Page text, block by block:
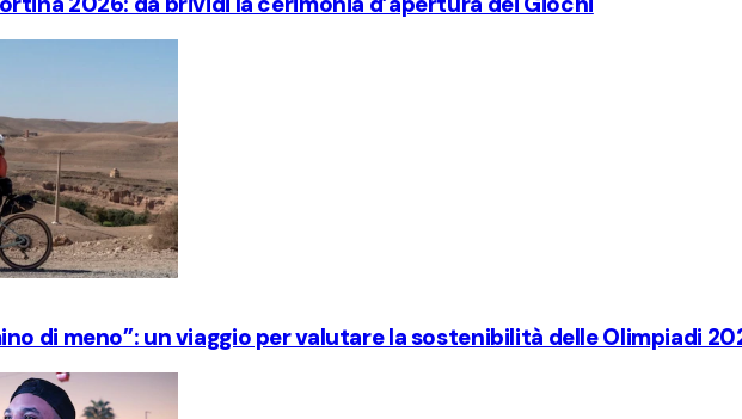
di meno”: un viaggio per valutare la sostenibilità delle Olimpiadi